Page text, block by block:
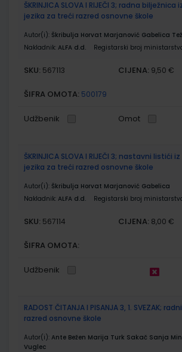
ŠKRINJICA SLOVA I RIJEČI 3; radna
jezika za treći razred osnovne škole
Autor(i): Škribulja Horvat Marjanović Gabelica
Nakladnik: ALFA d.d. Registarski broj
SKU: 567113 CIJENA: 9,50 €
ŠIFRA OMOTA: 500179
Udžbenik Omot
ŠKRINJICA SLOVA I RIJEČI 3; nastavni listići
jezika za treći razred osnovne škole
Autor(i): Škribulja Horvat Marjanović Gabelica
Nakladnik: ALFA d.d. Registarski broj
SKU: 567114 CIJENA: 8,00 €
ŠIFRA OMOTA:
Udžbenik
RADOST ČITANJA I PISANJA 3, 1. SVEZAK;
razred osnovne škole
Autor(i): Ante Bežen Marija Turk Sakač Sanja
Vuglec